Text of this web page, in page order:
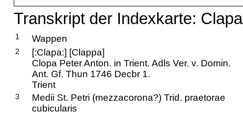
Transkript der Indexkarte: Clapa
1 Wappen
2
[:Clapa:] [Clappa]
Clopa Peter Anton. in Trient. Adls Ver. v. Domin.
Ant. Gf. Thun 1746 Decbr 1.
Trient
3
Medii St. Petri (mezzacorona?) Trid. praetorae
cubicularis